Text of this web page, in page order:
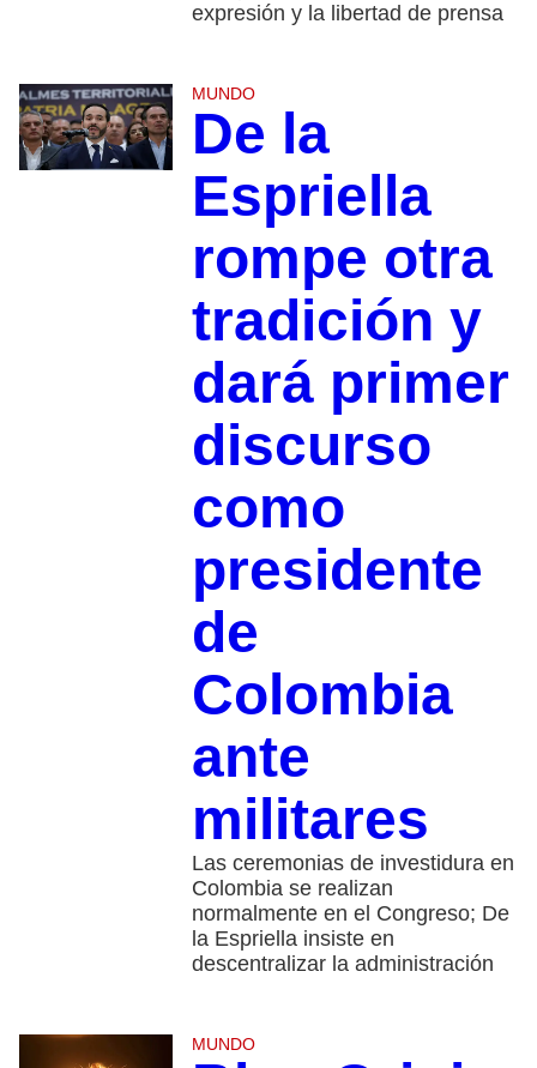
expresión y la libertad de prensa
MUNDO
De la
Espriella
rompe otra
tradición y
dará primer
discurso
como
presidente
de
Colombia
ante
militares
Las ceremonias de investidura en
Colombia se realizan
normalmente en el Congreso; De
la Espriella insiste en
descentralizar la administración
MUNDO